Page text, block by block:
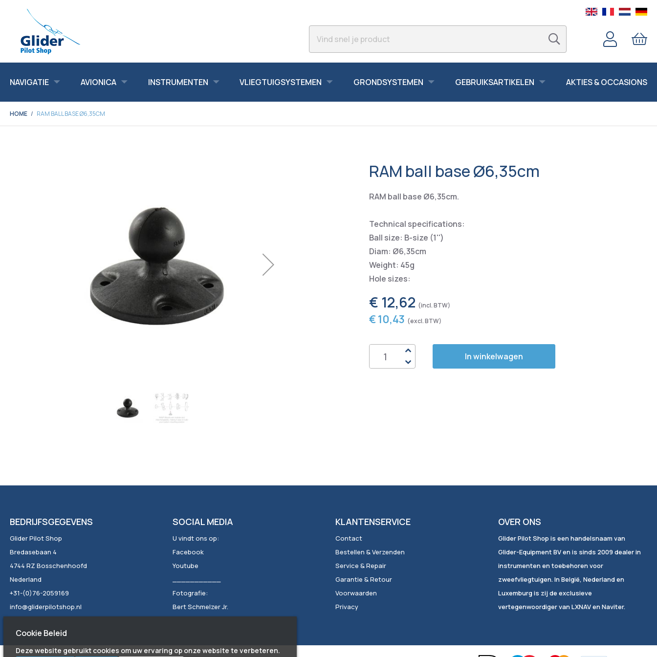
NAVIGATIE AVIONICA INSTRUMENTEN VLIEGTUIGSYSTEMEN GRONDSYSTEMEN GEBRUIKSARTIKELEN AKTIES & OCCASIONS
HOME RAM BALL BASE Ø6,35CM
RAM ball base Ø6,35cm
RAM ball base Ø6,35cm.
Technical specifications:
Ball size: B-size (1'')
Diam: Ø6,35cm
Weight: 45g
Hole sizes:
€ 12,62
€ 10,43
In winkelwagen
BEDRIJFSGEGEVENS
Glider Pilot Shop
Bredasebaan 4
4744 RZ Bosschenhoofd
Nederland
+31-(0)76-2059169
info@gliderpilotshop.nl
SOCIAL MEDIA
U vindt ons op:
Facebook
Youtube
Fotografie:
Bert Schmelzer Jr.
KLANTENSERVICE
Contact
Bestellen & Verzenden
Service & Repair
Garantie & Retour
Voorwaarden
Privacy
OVER ONS
Glider Pilot Shop is een handelsnaam van
Glider-Equipment BV en is sinds 2009 dealer in
instrumenten en toebehoren voor
zweefvliegtuigen. In België, Nederland en
Luxemburg is zij de exclusieve
vertegenwoordiger van LXNAV en Naviter.
Cookie Beleid
Deze website gebruikt cookies om uw ervaring op onze website te verbeteren.